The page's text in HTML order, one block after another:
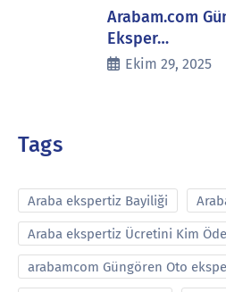
Arabam.com
Eksper…
Ekim 29, 2025
Tags
Araba ekspertiz Bayiliği
Araba ekspertiz Ücretini Kim
arabamcom Güngören Oto